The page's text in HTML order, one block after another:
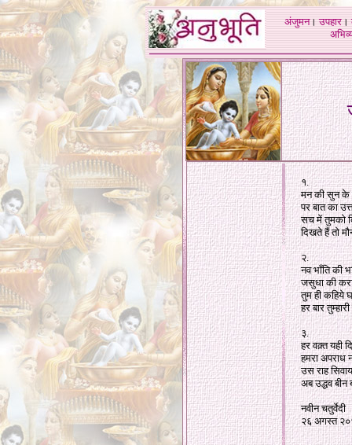
अंजुमन।उपहार।
१.
मन की सुन के
पर बात का
सच में तुमको
दिखते हैं तो
२.
नव भाँति की
जसुधा की
तुम ही कहिये
हर बार
३.
हर वक़्त यही
हमरा अपराध
उस राह
अब उद्धव
नवीन चतुर्वेदी
२६ अगस्त